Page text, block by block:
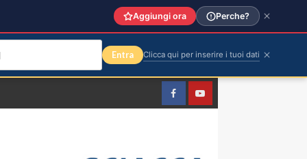
FacebookYountube
Aggiungi ora Perche?
Entra Clicca qui per inserire i tuoi dati